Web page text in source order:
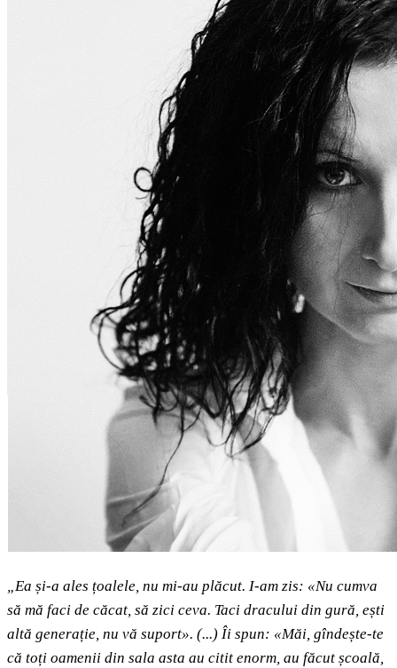
„Ea și-a ales țoalele, nu mi-au plăcut. I-am zis: «Nu cumva
să mă faci de căcat, să zici ceva. Taci dracului din gură, ești
altă generație, nu vă suport». (...) Îi spun: «Măi, gîndește-te
că toți oamenii din sala asta au citit enorm, au făcut școală,